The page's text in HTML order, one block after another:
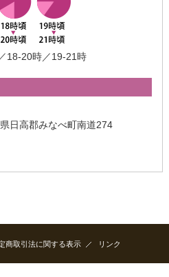
18-20時／19-21時
日高郡みなべ町南道274
商取引法に関する表示 リンク